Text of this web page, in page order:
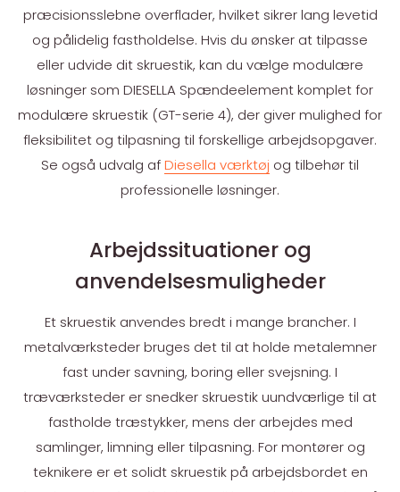
præcisionsslebne overflader, hvilket sikrer lang levetid
og pålidelig fastholdelse. Hvis du ønsker at tilpasse
eller udvide dit skruestik, kan du vælge modulære
løsninger som DIESELLA Spændeelement komplet for
modulære skruestik (GT-serie 4), der giver mulighed for
fleksibilitet og tilpasning til forskellige arbejdsopgaver.
Se også udvalg afDiesella værktøj og tilbehør til
professionelle løsninger.
Arbejdssituationer og
anvendelsesmuligheder
Et skruestik anvendes bredt i mange brancher. I
metalværksteder bruges det til at holde metalemner
fast under savning, boring eller svejsning. I
træværksteder er snedker skruestik uundværlige til at
fastholde træstykker, mens der arbejdes med
samlinger, limning eller tilpasning. For montører og
teknikere er et solidt skruestik på arbejdsbordet en